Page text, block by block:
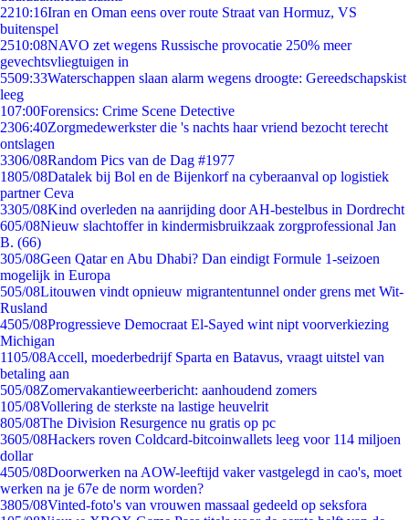
2210:16Iran en Oman eens over route Straat van Hormuz, VS
buitenspel
2510:08NAVO zet wegens Russische provocatie 250% meer
gevechtsvliegtuigen in
5509:33Waterschappen slaan alarm wegens droogte: Gereedschapskist
leeg
107:00Forensics: Crime Scene Detective
2306:40Zorgmedewerkster die 's nachts haar vriend bezocht terecht
ontslagen
3306/08Random Pics van de Dag #1977
1805/08Datalek bij Bol en de Bijenkorf na cyberaanval op logistiek
partner Ceva
3305/08Kind overleden na aanrijding door AH-bestelbus in Dordrecht
605/08Nieuw slachtoffer in kindermisbruikzaak zorgprofessional Jan
B. (66)
305/08Geen Qatar en Abu Dhabi? Dan eindigt Formule 1-seizoen
mogelijk in Europa
505/08Litouwen vindt opnieuw migrantentunnel onder grens met Wit-
Rusland
4505/08Progressieve Democraat El-Sayed wint nipt voorverkiezing
Michigan
1105/08Accell, moederbedrijf Sparta en Batavus, vraagt uitstel van
betaling aan
505/08Zomervakantieweerbericht: aanhoudend zomers
105/08Vollering de sterkste na lastige heuvelrit
805/08The Division Resurgence nu gratis op pc
3605/08Hackers roven Coldcard-bitcoinwallets leeg voor 114 miljoen
dollar
4505/08Doorwerken na AOW-leeftijd vaker vastgelegd in cao's, moet
werken na je 67e de norm worden?
3805/08Vinted-foto's van vrouwen massaal gedeeld op seksfora